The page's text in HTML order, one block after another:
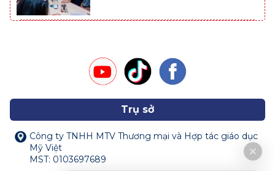
Trụ sở
Công ty TNHH MTV Thương mại và Hợp tác giáo dục
Mỹ Việt
MST: 0103697689